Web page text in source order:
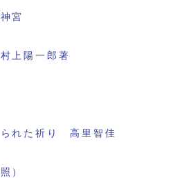
宮
上陽一郎著
れた祈り 高里智佳
）